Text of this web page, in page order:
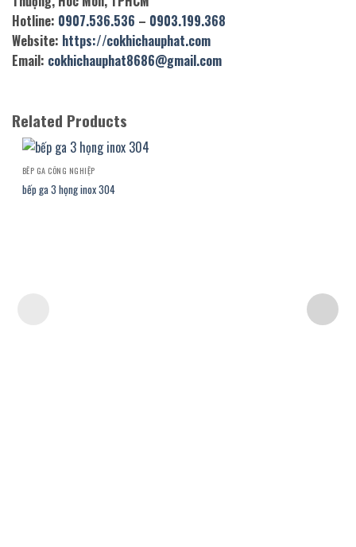
Hotline: 0907.536.536 – 0903.199.368
Website: https://cokhichauphat.com
Email: cokhichauphat8686@gmail.com
Related Products
BẾP GA CÔNG NGHIỆP
bếp ga 3 họng inox 304